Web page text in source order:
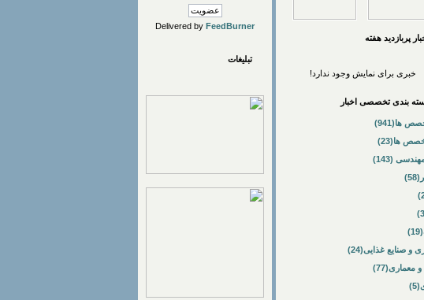
پربازديد هفته
خبری برای نمایش وجود ندارد!
بندی تخصصی اخبار
ها(941)
ها(23)
(143)
و صنایع غذایی(24)
معماری(77)
Delivered by FeedBurner
تبلیغات